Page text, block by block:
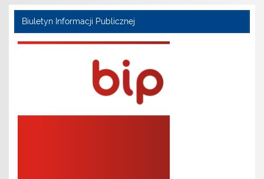
Biuletyn Informacji Publicznej